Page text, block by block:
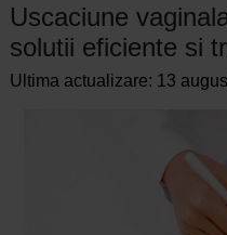
Uscaciune
solutii eficiente si
Ultima actualizare: 13